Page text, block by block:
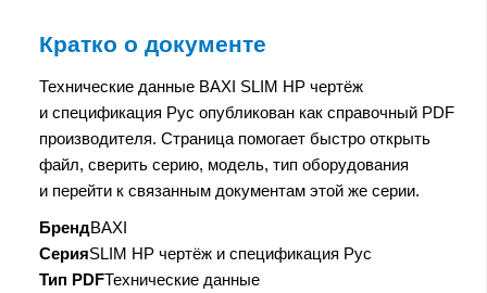
Кратко о документе
Технические данные BAXI SLIM HP чертёж
и спецификация Рус опубликован как справочный PDF
производителя. Страница помогает быстро открыть
файл, сверить серию, модель, тип оборудования
и перейти к связанным документам этой же серии.
БрендBAXI
СерияSLIM HP чертёж и спецификация Рус
Тип PDFТехнические данные